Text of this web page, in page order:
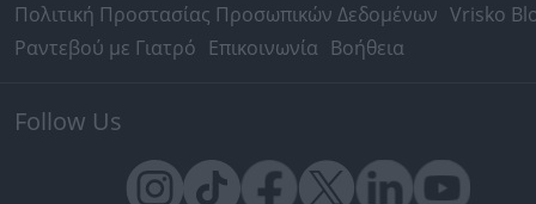
Πολιτική Προστασίας Προσωπικών Δεδομένων Vrisko
Ραντεβού με Γιατρό Επικοινωνία Βοήθεια
Follow Us